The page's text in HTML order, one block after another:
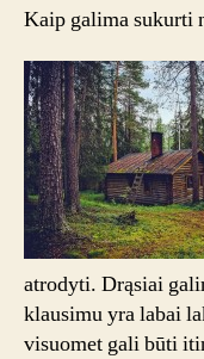
Kaip galima sukurti
atrodyti. Drąsiai
klausimu yra labai
visuomet gali būti